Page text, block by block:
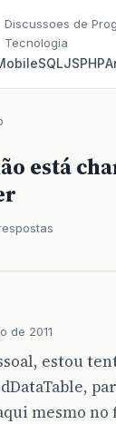
Discussoes de
Tecnologia
SQLJSPHP
está
de 2011
estou
mesmo no